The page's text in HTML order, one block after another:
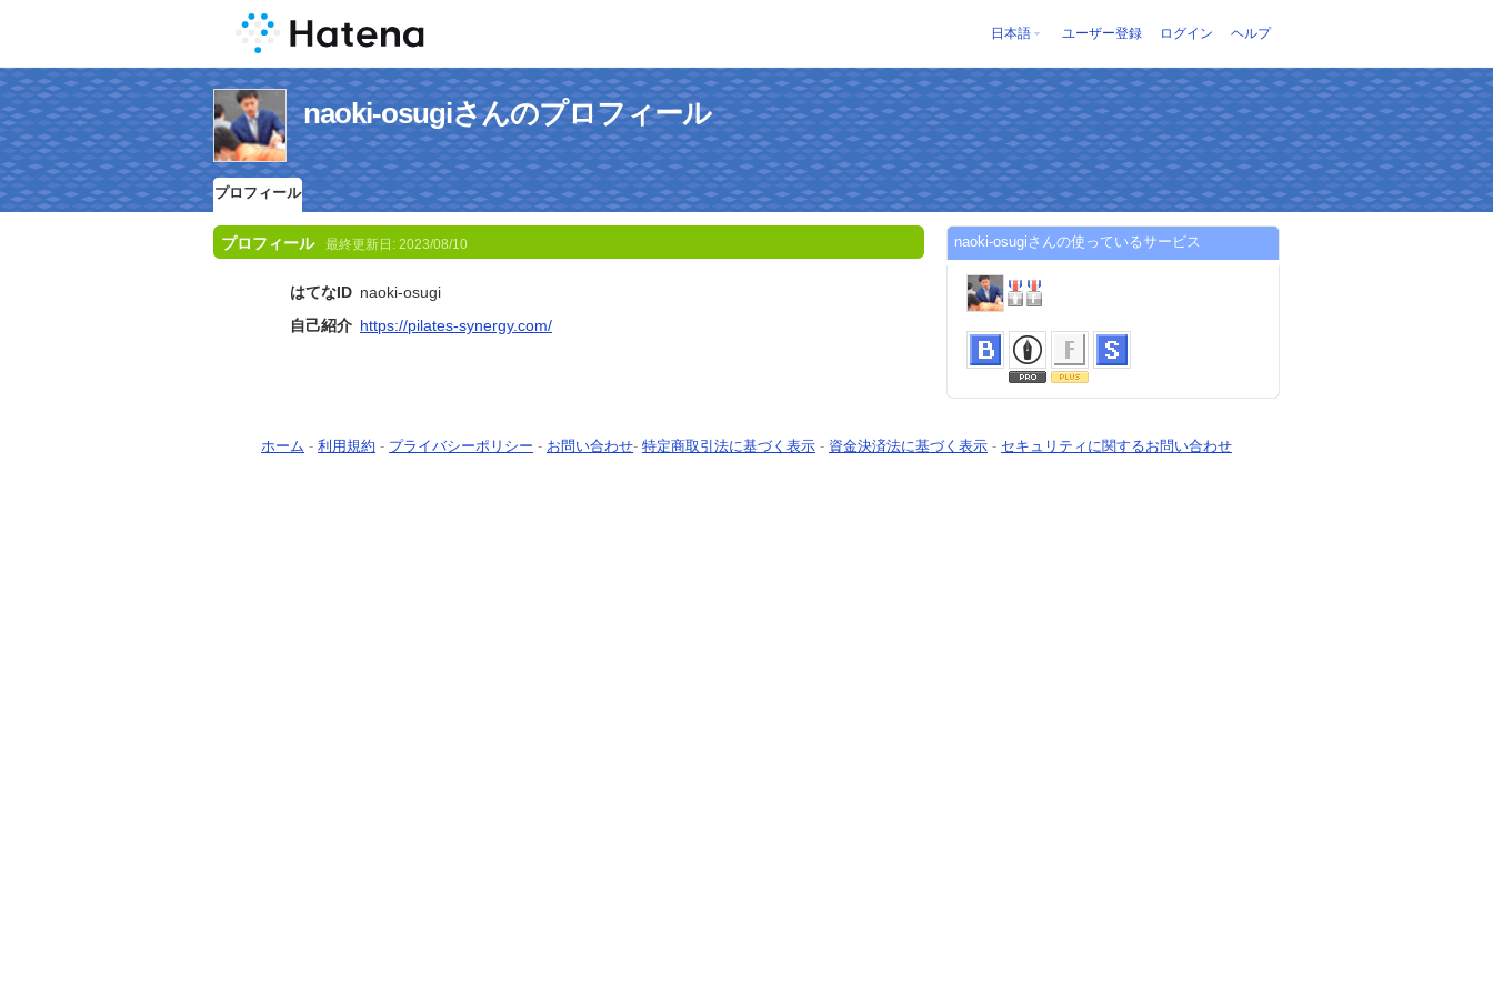
日本語 ユーザー登録 ログイン ヘルプ
naoki-osugiさんのプロフィール
プロフィール
プロフィール 最終更新日: 2023/08/10
はてなID naoki-osugi
自己紹介 https://pilates-synergy.com/
naoki-osugiさんの使っているサービス
ホーム - 利用規約 - プライバシーポリシー - お問い合わせ- 特定商取引法に基づく表示 - 資金決済法に基づく表示 - セキュリティに関するお問い合わせ